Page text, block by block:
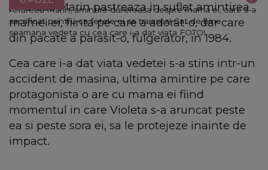
Andreea Marin, amintire dureroasa despre mama ei, care s-a
sacrificat pentru ca fetele ei sa traiasca! Cat de bine
seamana vedeta cu cea care i-a dat viata FOTO!
Andreea Marin pastreaza in suflet amintirea
mamei ei, fiinta pe care a adorat-o, dar care
din pacate a parasit-o, fulgerator, in 1984.
Cea care i-a dat viata vedetei s-a stins intr-un
accident de masina, ultima amintire pe care
protagonista o are cu mama ei fiind
momentul in care Violeta s-a aruncat peste
ea si peste sora ei, sa le protejeze inainte de
impact.